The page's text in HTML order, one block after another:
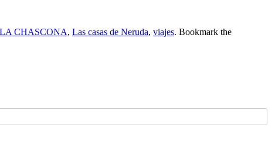
LA CHASCONA, Las casas de Neruda, viajes. Bookmark the